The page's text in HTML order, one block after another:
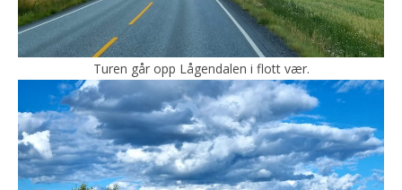
Turen går opp Lågendalen i flott vær.